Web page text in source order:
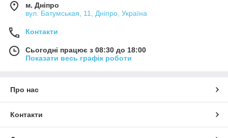
м. Дніпро
вул. Батумськая, 11, Дніпро, Україна
Контакти
Сьогодні працює з 08:30 до 18:00
Показати весь графік роботи
Про нас
Контакти